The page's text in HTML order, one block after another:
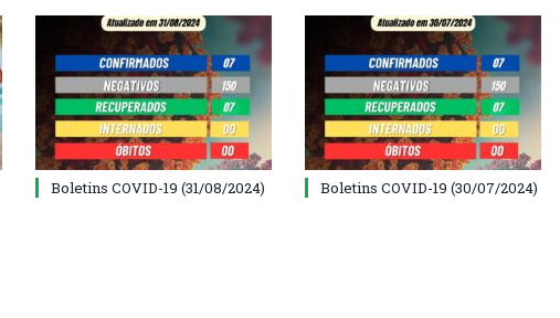
Boletins COVID-19 (31/08/2024) Boletins COVID-19 (30/07/2024)